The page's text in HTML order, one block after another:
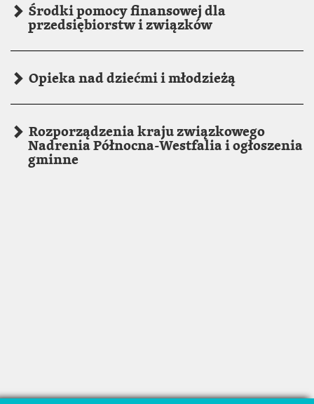
Środki pomocy finansowej dla
przedsiębiorstw i związków
Opieka nad dziećmi i młodzieżą
Rozporządzenia kraju związkowego
Nadrenia Północna-Westfalia i ogłoszenia
gminne